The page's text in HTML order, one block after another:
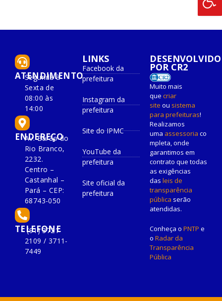
ATENDIMENTO
Segunda à
Sexta de
08:00 às
14:00
ENDEREÇO
Av. Barão do
Rio Branco,
2232.
Centro –
Castanhal –
Pará – CEP:
68743-050
TELEFONE
(91) 3721-
2109 / 3711-
7449
LINKS
Facebook da
prefeitura
Instagram da
prefeitura
Site do IPMC
YouTube da
prefeitura
Site oficial da
prefeitura
DESENVOLVIDO
POR CR2
Muito mais
que criar
site ou sistema
para prefeituras!
Realizamos
uma assessoria co
mpleta, onde
garantimos em
contrato que todas
as exigências
das leis de
transparência
pública serão
atendidas.
Conheça o PNTP e
o Radar da
Transparência
Pública